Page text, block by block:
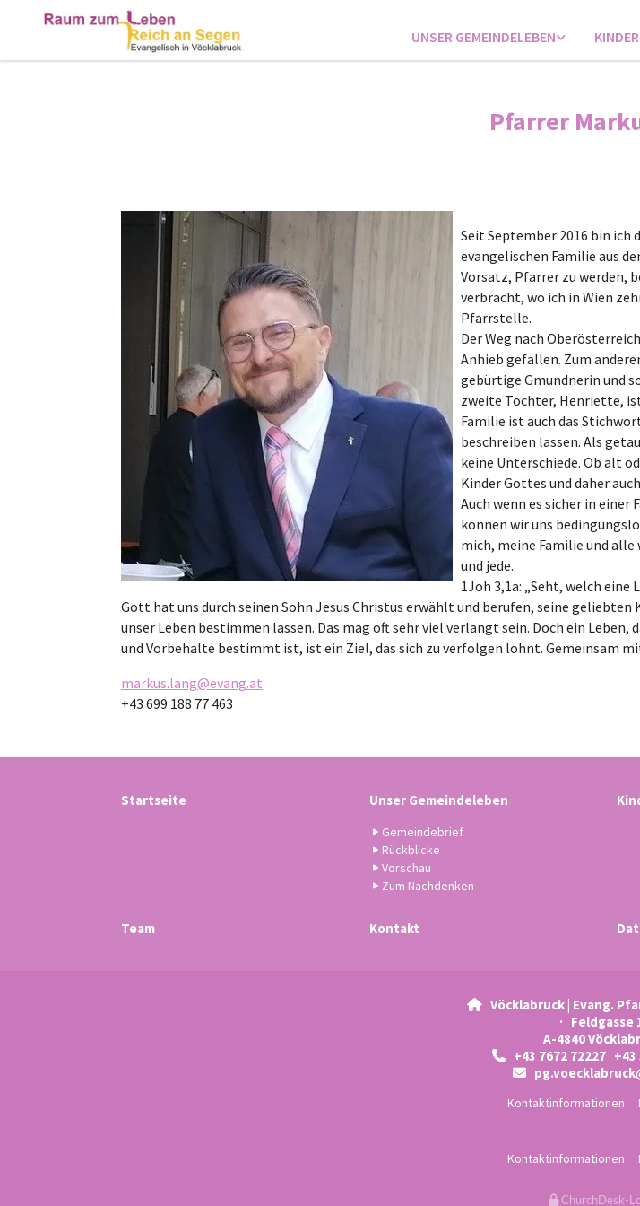
UNSER GEMEINDELEBEN
Pfarrer
Seit September 2016 bin ich
evangelischen Familie aus
Vorsatz, Pfarrer zu werden,
verbracht, wo ich in Wien
Pfarrstelle.
Der Weg nach
Anhieb gefallen. Zum
gebürtige Gmundnerin und
zweite Tochter, Henriette,
Familie ist auch das
beschreiben lassen. Als
keine Unterschiede. Ob alt
Kinder Gottes und daher
Auch wenn es sicher in
können wir uns
mich, meine Familie und alle
und jede.
1Joh 3,1a: „Seht, welch eine
Gott hat uns durch seinen Sohn Jesus Christus erwählt und berufen, seine geliebten
unser Leben bestimmen lassen. Das mag oft sehr viel verlangt sein. Doch ein
und Vorbehalte bestimmt ist, ist ein Ziel, das sich zu verfolgen lohnt. Gemeinsam
markus.lang@evang.at
+43 699 188 77 463
Startseite Unser Gemeindeleben
Gemeindebrief
Rückblicke
Vorschau
Zum Nachdenken
Team Kontakt
 Vöcklabruck | Evang.
· Feldgasse
A-4840
 +43 7672 72227 +43

Kontaktinformationen
Kontaktinformationen
ChurchDesk-